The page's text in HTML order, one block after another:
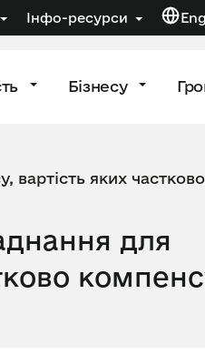
Інфо-ресурси Eng
Бізнесу
вартість яких
для